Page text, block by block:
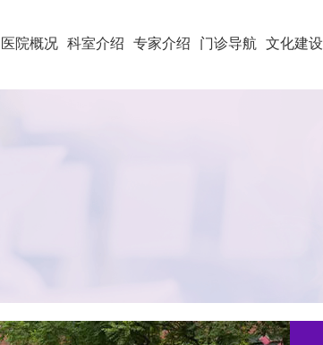
医院概况 科室介绍 专家介绍 门诊导航 文化建设